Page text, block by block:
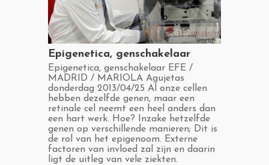
​Epigenetica, genschakelaar
​Epigenetica, genschakelaar EFE /
MADRID / MARIOLA Agujetas
donderdag 2013/04/25 Al onze cellen
hebben dezelfde genen, maar een
retinale cel neemt een heel anders dan
een hart werk. Hoe? Inzake hetzelfde
genen op verschillende manieren; Dit is
de rol van het epigenoom. Externe
factoren van invloed zal zijn en daarin
ligt de uitleg van vele ziekten.